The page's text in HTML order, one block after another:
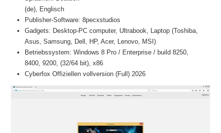
(de), Englisch
Publisher-Software: 8pecxstudios
Gadgets: Desktop-PC computer, Ultrabook, Laptop (Toshiba,
Asus, Samsung, Dell, HP, Acer, Lenovo, MSI)
Betriebssystem: Windows 8 Pro / Enterprise / build 8250,
8400, 9200, (32/64 bit), x86
Cyberfox Offiziellen vollversion (Full) 2026